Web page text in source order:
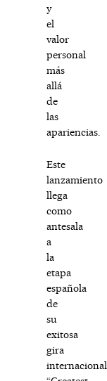
y
el
valor
personal
más
allá
de
las
apariencias.
Este
lanzamiento
llega
como
antesala
a
la
etapa
española
de
su
exitosa
gira
internacional